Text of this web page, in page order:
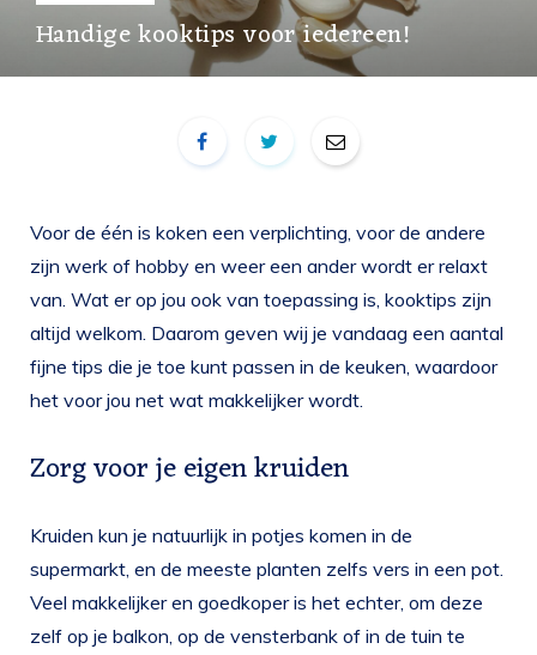
Handige kooktips voor iedereen!
Voor de één is koken een verplichting, voor de andere
zijn werk of hobby en weer een ander wordt er relaxt
van. Wat er op jou ook van toepassing is, kooktips zijn
altijd welkom. Daarom geven wij je vandaag een aantal
fijne tips die je toe kunt passen in de keuken, waardoor
het voor jou net wat makkelijker wordt.
Zorg voor je eigen kruiden
Kruiden kun je natuurlijk in potjes komen in de
supermarkt, en de meeste planten zelfs vers in een pot.
Veel makkelijker en goedkoper is het echter, om deze
zelf op je balkon, op de vensterbank of in de tuin te